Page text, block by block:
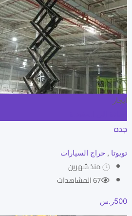
ايجار
جده
تويوتا , حراج السيارات
منذ شهرين
67 المشاهدات
500ر.س